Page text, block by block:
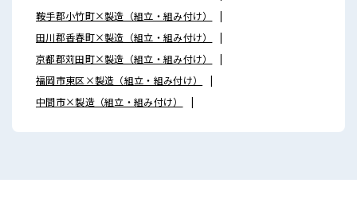
鞍手郡小竹町×製造（組立・組み付け）
田川郡香春町×製造（組立・組み付け）
京都郡苅田町×製造（組立・組み付け）
福岡市東区×製造（組立・組み付け）
中間市×製造（組立・組み付け）